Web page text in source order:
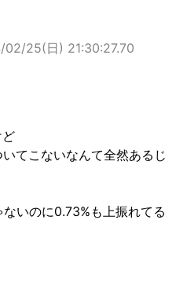
02/25(日) 21:30:27.70
てこないなんて全然あるじ
いのに0.73%も上振れてる